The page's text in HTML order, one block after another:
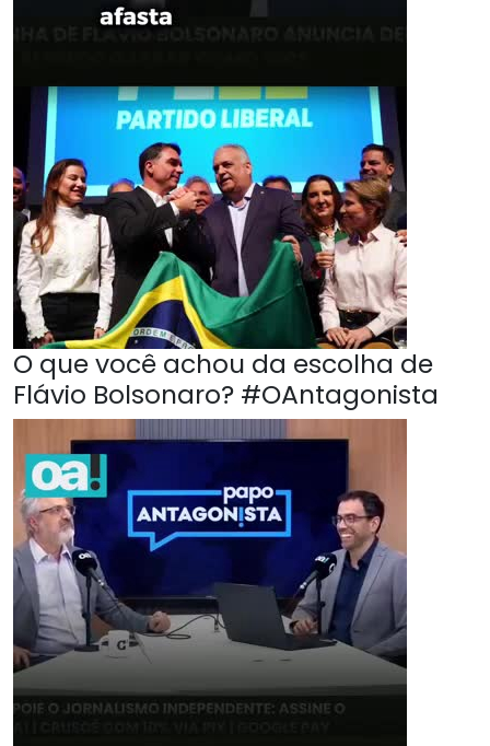
O que você achou da escolha de
Flávio Bolsonaro? #OAntagonista